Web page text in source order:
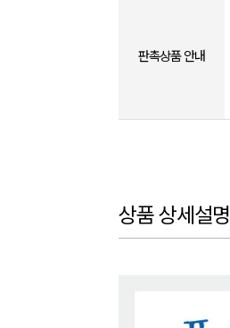
판촉상품 안내
상품 상세설명